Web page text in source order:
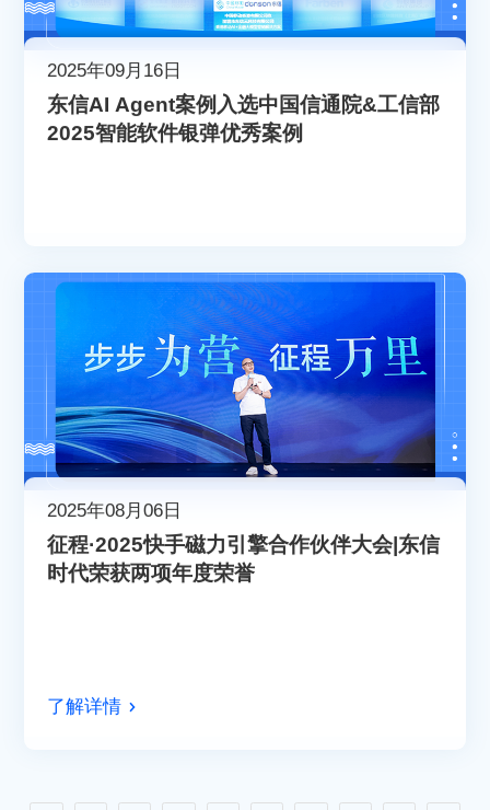
2025年09月16日
东信AI Agent案例入选中国信通院&工信部
2025智能软件银弹优秀案例
2025年08月06日
征程·2025快手磁力引擎合作伙伴大会|东信
时代荣获两项年度荣誉
了解详情